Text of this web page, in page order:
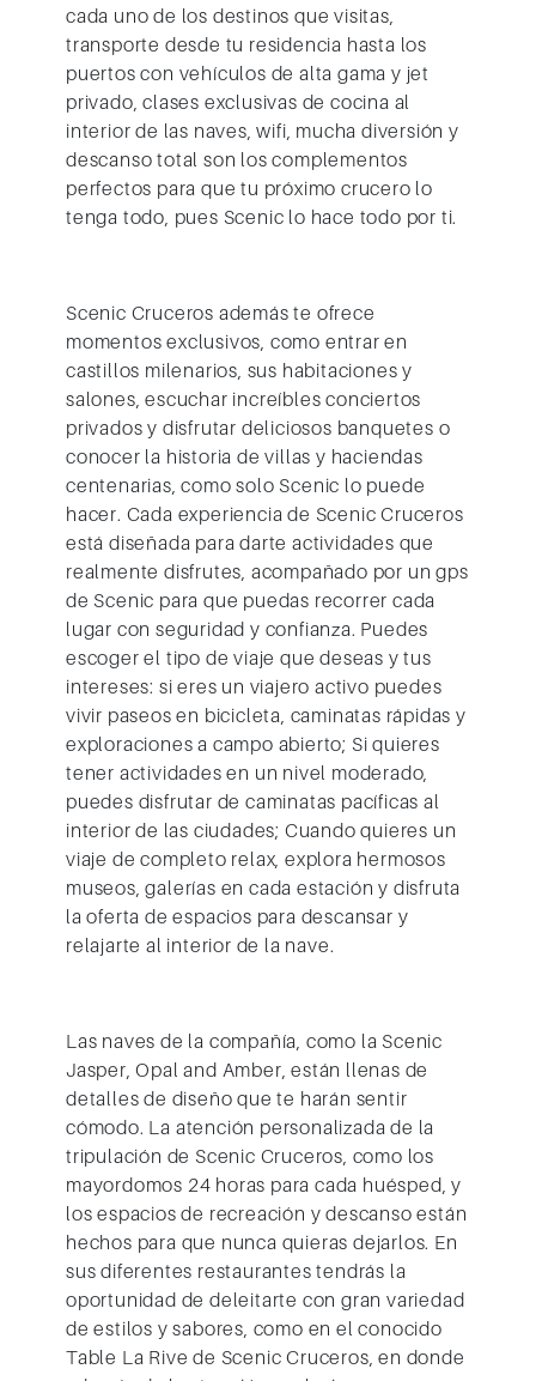
cada uno de los destinos que visitas,
transporte desde tu residencia hasta los
puertos con vehículos de alta gama y jet
privado, clases exclusivas de cocina al
interior de las naves, wifi, mucha diversión y
descanso total son los complementos
perfectos para que tu próximo crucero lo
tenga todo, pues Scenic lo hace todo por ti.
Scenic Cruceros además te ofrece
momentos exclusivos, como entrar en
castillos milenarios, sus habitaciones y
salones, escuchar increíbles conciertos
privados y disfrutar deliciosos banquetes o
conocer la historia de villas y haciendas
centenarias, como solo Scenic lo puede
hacer. Cada experiencia de Scenic Cruceros
está diseñada para darte actividades que
realmente disfrutes, acompañado por un gps
de Scenic para que puedas recorrer cada
lugar con seguridad y confianza. Puedes
escoger el tipo de viaje que deseas y tus
intereses: si eres un viajero activo puedes
vivir paseos en bicicleta, caminatas rápidas y
exploraciones a campo abierto; Si quieres
tener actividades en un nivel moderado,
puedes disfrutar de caminatas pacíficas al
interior de las ciudades; Cuando quieres un
viaje de completo relax, explora hermosos
museos, galerías en cada estación y disfruta
la oferta de espacios para descansar y
relajarte al interior de la nave.
Las naves de la compañía, como la Scenic
Jasper, Opal and Amber, están llenas de
detalles de diseño que te harán sentir
cómodo. La atención personalizada de la
tripulación de Scenic Cruceros, como los
mayordomos 24 horas para cada huésped, y
los espacios de recreación y descanso están
hechos para que nunca quieras dejarlos. En
sus diferentes restaurantes tendrás la
oportunidad de deleitarte con gran variedad
de estilos y sabores, como en el conocido
Table La Rive de Scenic Cruceros, en donde